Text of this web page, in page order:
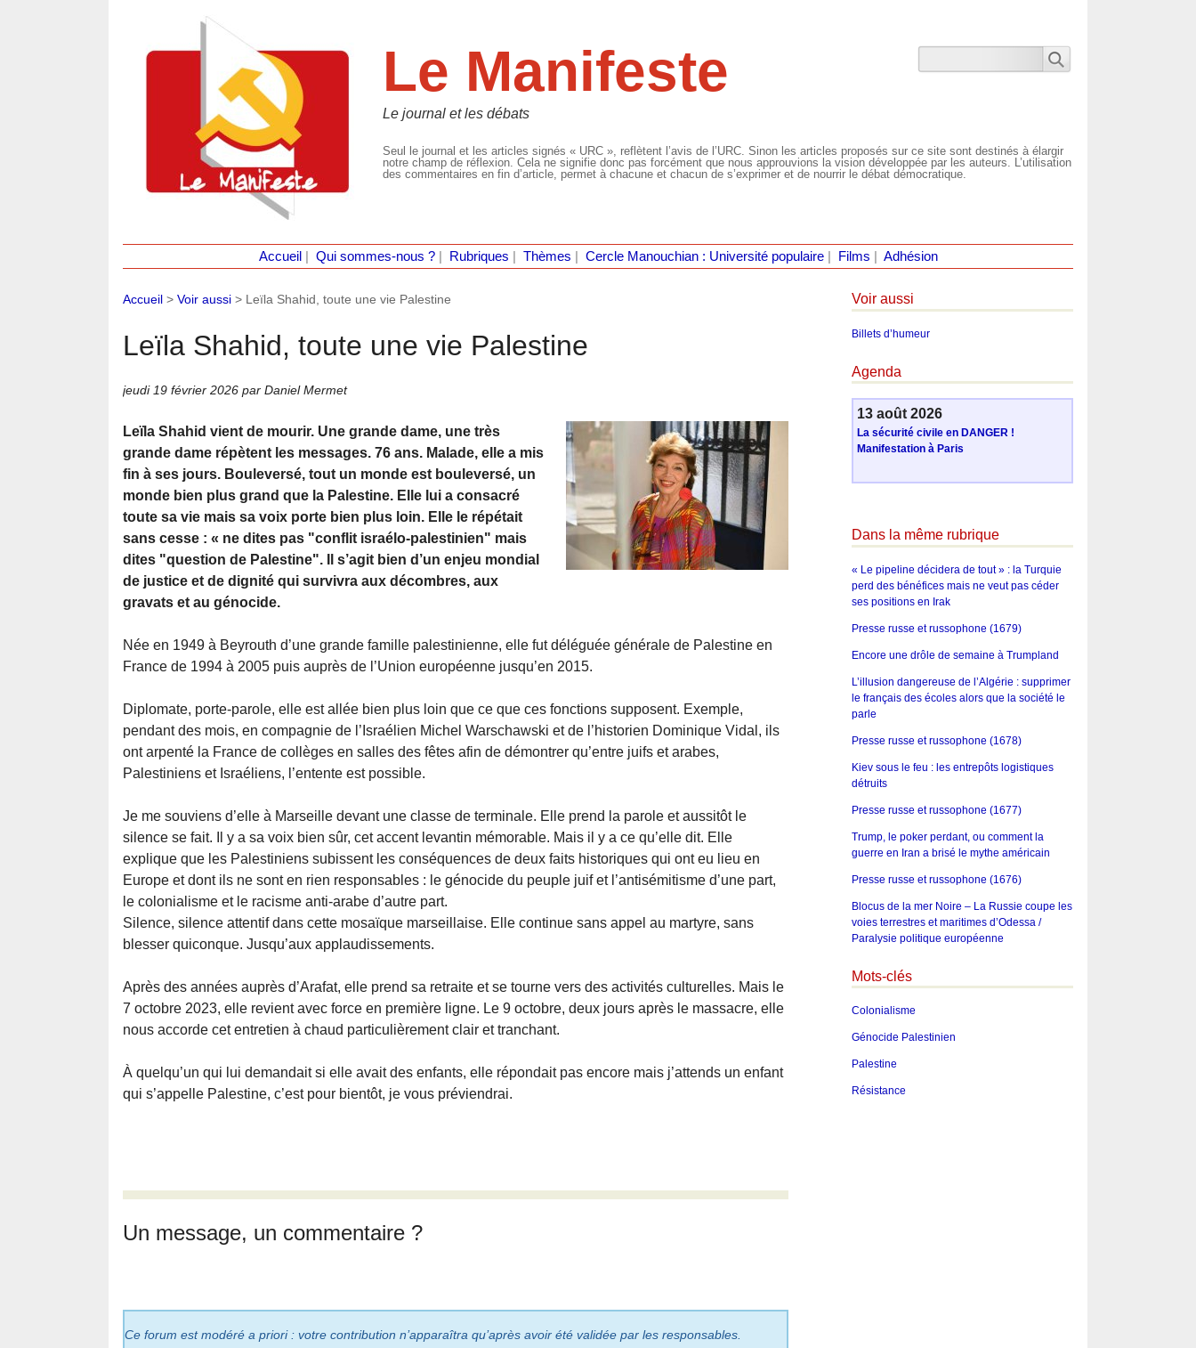
Le Manifeste
Le journal et les débats
Seul le journal et les articles signés « URC », reflètent l’avis de l’URC. Sinon les articles proposés sur ce site sont destinés à élargir
notre champ de réflexion. Cela ne signifie donc pas forcément que nous approuvions la vision développée par les auteurs. L’utilisation
des commentaires en fin d’article, permet à chacune et chacun de s’exprimer et de nourrir le débat démocratique.
Accueil Qui sommes-nous ?| Rubriques Thèmes Cercle Manouchian : Université populaire| Films Adhésion
Accueil > Voir aussi > Leïla Shahid, toute une vie Palestine
Leïla Shahid, toute une vie Palestine
jeudi 19 février 2026 par Daniel Mermet
Leïla Shahid vient de mourir. Une grande dame, une très
grande dame répètent les messages. 76 ans. Malade, elle a mis
fin à ses jours. Bouleversé, tout un monde est bouleversé, un
monde bien plus grand que la Palestine. Elle lui a consacré
toute sa vie mais sa voix porte bien plus loin. Elle le répétait
sans cesse : « ne dites pas "conflit israélo-palestinien" mais
dites "question de Palestine". Il s’agit bien d’un enjeu mondial
de justice et de dignité qui survivra aux décombres, aux
gravats et au génocide.
Née en 1949 à Beyrouth d’une grande famille palestinienne, elle fut déléguée générale de Palestine en
France de 1994 à 2005 puis auprès de l’Union européenne jusqu’en 2015.
Diplomate, porte-parole, elle est allée bien plus loin que ce que ces fonctions supposent. Exemple,
pendant des mois, en compagnie de l’Israélien Michel Warschawski et de l’historien Dominique Vidal, ils
ont arpenté la France de collèges en salles des fêtes afin de démontrer qu’entre juifs et arabes,
Palestiniens et Israéliens, l’entente est possible.
Je me souviens d’elle à Marseille devant une classe de terminale. Elle prend la parole et aussitôt le
silence se fait. Il y a sa voix bien sûr, cet accent levantin mémorable. Mais il y a ce qu’elle dit. Elle
explique que les Palestiniens subissent les conséquences de deux faits historiques qui ont eu lieu en
Europe et dont ils ne sont en rien responsables : le génocide du peuple juif et l’antisémitisme d’une part,
le colonialisme et le racisme anti-arabe d’autre part.
Silence, silence attentif dans cette mosaïque marseillaise. Elle continue sans appel au martyre, sans
blesser quiconque. Jusqu’aux applaudissements.
Après des années auprès d’Arafat, elle prend sa retraite et se tourne vers des activités culturelles. Mais le
7 octobre 2023, elle revient avec force en première ligne. Le 9 octobre, deux jours après le massacre, elle
nous accorde cet entretien à chaud particulièrement clair et tranchant.
À quelqu’un qui lui demandait si elle avait des enfants, elle répondait pas encore mais j’attends un enfant
qui s’appelle Palestine, c’est pour bientôt, je vous préviendrai.
Un message, un commentaire ?
Ce forum est modéré a priori : votre contribution n’apparaîtra qu’après avoir été validée par les responsables.
Voir aussi
Billets d’humeur
Agenda
13 août 2026
La sécurité civile en DANGER !
Manifestation à Paris
Dans la même rubrique
« Le pipeline décidera de tout » : la Turquie
perd des bénéfices mais ne veut pas céder
ses positions en Irak
Presse russe et russophone (1679)
Encore une drôle de semaine à Trumpland
L’illusion dangereuse de l’Algérie : supprimer
le français des écoles alors que la société le
parle
Presse russe et russophone (1678)
Kiev sous le feu : les entrepôts logistiques
détruits
Presse russe et russophone (1677)
Trump, le poker perdant, ou comment la
guerre en Iran a brisé le mythe américain
Presse russe et russophone (1676)
Blocus de la mer Noire – La Russie coupe les
voies terrestres et maritimes d’Odessa /
Paralysie politique européenne
Mots-clés
Colonialisme
Génocide Palestinien
Palestine
Résistance